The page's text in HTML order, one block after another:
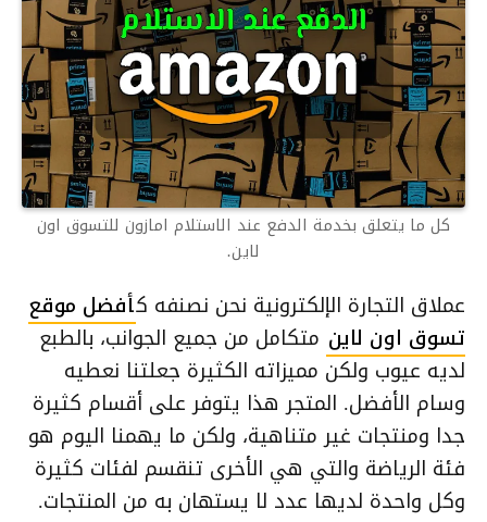
كل ما يتعلق بخدمة الدفع عند الاستلام امازون للتسوق اون
لاين.
عملاق التجارة الإلكترونية نحن نصنفه كأفضل موقع
تسوق اون لاين متكامل من جميع الجوانب، بالطبع
لديه عيوب ولكن مميزاته الكثيرة جعلتنا نعطيه
وسام الأفضل. المتجر هذا يتوفر على أقسام كثيرة
جدا ومنتجات غير متناهية، ولكن ما يهمنا اليوم هو
فئة الرياضة والتي هي الأخرى تنقسم لفئات كثيرة
وكل واحدة لديها عدد لا يستهان به من المنتجات.